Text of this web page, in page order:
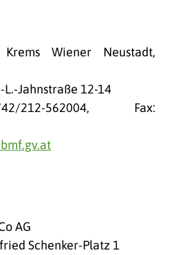
Wiener Neustadt,
Jahnstraße 12-14
212-562004, Fax:
AG
Schenker-Platz 1